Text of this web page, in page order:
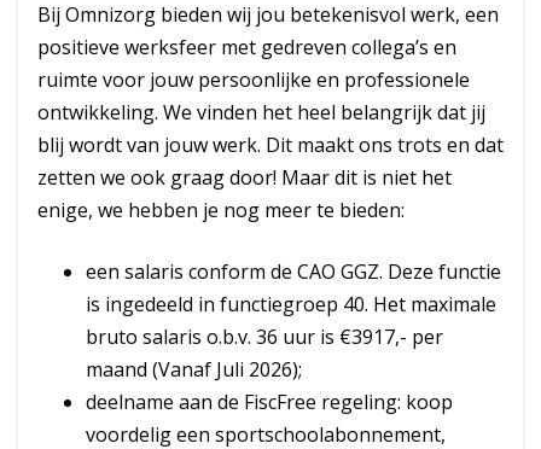
Bij Omnizorg bieden wij jou betekenisvol werk, een
positieve werksfeer met gedreven collega’s en
ruimte voor jouw persoonlijke en professionele
ontwikkeling. We vinden het heel belangrijk dat jij
blij wordt van jouw werk. Dit maakt ons trots en dat
zetten we ook graag door! Maar dit is niet het
enige, we hebben je nog meer te bieden:
een salaris conform de CAO GGZ. Deze functie
is ingedeeld in functiegroep 40. Het maximale
bruto salaris o.b.v. 36 uur is €3917,- per
maand (Vanaf Juli 2026);
deelname aan de FiscFree regeling: koop
voordelig een sportschoolabonnement,